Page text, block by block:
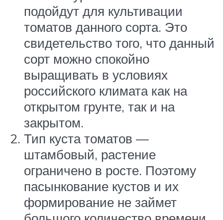
подойдут для культивации
томатов данного сорта. Это
свидетельство того, что данный
сорт можно спокойно
выращивать в условиях
российского климата как на
открытом грунте, так и на
закрытом.
Тип куста томатов —
штамбовый, растение
ограничено в росте. Поэтому
пасынкование кустов и их
формирование не займет